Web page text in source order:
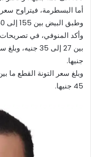
وطبق البيض بين 155 إلى 160 جنيه.
وأكد المنوفي، في تصريحات
جنيها.
45 جنيها.